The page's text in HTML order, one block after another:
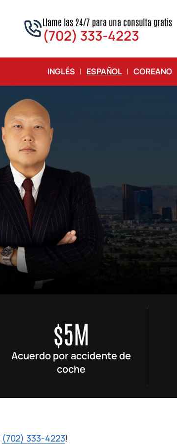
Llame las 24/7 para una consulta gratis
(702) 333-4223
INGLÉS | ESPAÑOL | COREANO
$5M
Acuerdo por accidente de
coche
(702) 333-4223!